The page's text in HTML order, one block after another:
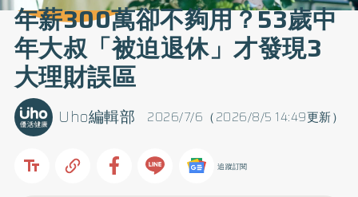
年薪300萬卻不夠用？53歲中
年大叔「被迫退休」才發現3
大理財誤區
2026/7/6（2026/8/5 14:49更新）
Uho編輯部
追蹤訂閱